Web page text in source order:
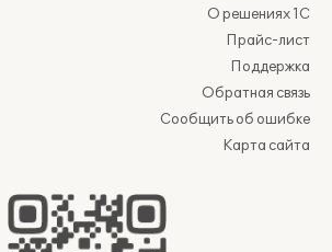
О решениях 1С
Прайс-лист
Поддержка
Обратная связь
Сообщить об ошибке
Карта сайта